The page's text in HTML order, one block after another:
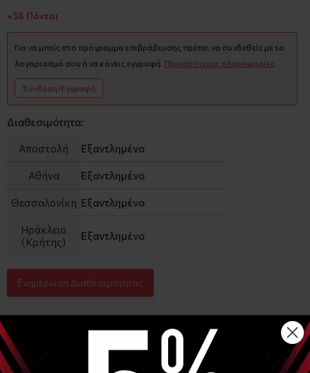
+36 Πόντοι
Για να μπείς στο πρόγραμμα επιβράβευσης πρέπει να συνδεθείς με το
λογαριασμό σου ή να κάνεις εγγραφή. Περισσότερες πληροφορίες
Σύνδεση/Εγγραφή
Διαθεσιμότητα:
Αποστολή Εξαντλημένο
Αθήνα Εξαντλημένο
Θεσσαλονίκη Εξαντλημένο
Ηράκλειο
(Κρήτης)
Εξαντλημένο
Ενημέρωση Διαθεσιμότητας
Αναλυτική Περιγραφή